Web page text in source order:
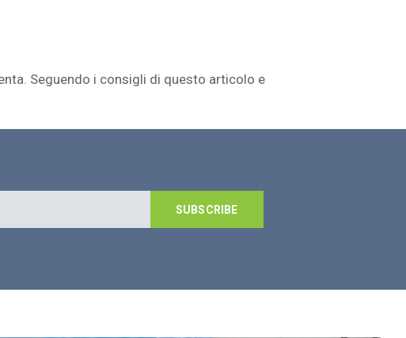
Seguendo i consigli di questo articolo e
SUBSCRIBE